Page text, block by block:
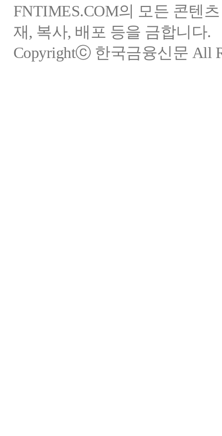
FNTIMES.COM의 모든 콘텐
재, 복사, 배포 등을 금합니다.
Copyrightⓒ 한국금융신문 All